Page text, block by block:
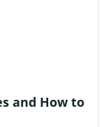
and How to